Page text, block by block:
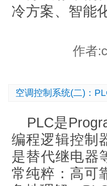
冷方案、智能
作者
空调控制系统(二)：
PLC是
编程逻辑控制
是替代继电器
常纯粹：高可